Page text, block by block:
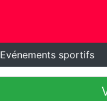
Evénements sportifs